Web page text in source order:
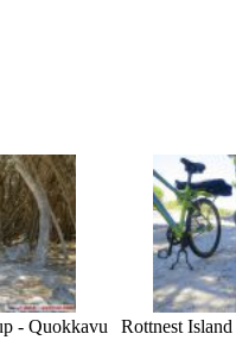
- Quokkavu
Rottnest